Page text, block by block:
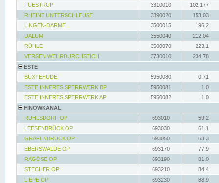
FUESTRUP
3310010
102.177
RHEINE UNTERSCHLEUSE
3390020
153.03
LINGEN-DARME
3500015
196.2
DALUM
3550040
212.04
RÜHLE
3500070
223.1
VERSEN WEHRDURCHSTICH
3730010
234.78
ESTE
BUXTEHUDE
5950080
0.71
ESTE INNERES SPERRWERK BP
5950081
1.0
ESTE INNERES SPERRWERK AP
5950082
1.0
FINOWKANAL
RUHLSDORF OP
693010
59.2
LEESENBRÜCK OP
693030
61.1
GRAFENBRÜCK OP
693050
63.3
EBERSWALDE OP
693170
77.9
RAGÖSE OP
693190
81.0
STECHER OP
693210
84.4
LIEPE OP
693230
88.9